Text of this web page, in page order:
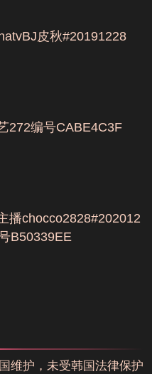
皮秋#20191228
272编号CABE4C3F
播chocco2828#202012
B50339EE
维护，未受韩国法律保护